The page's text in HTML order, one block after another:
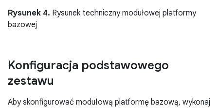
Rysunek 4. Rysunek techniczny modułowej platformy
bazowej
Konfiguracja podstawowego
zestawu
Aby skonfigurować modułową platformę bazową, wykonaj